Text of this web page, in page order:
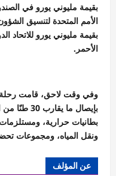
بقيمة مليوني يورو في
الأمم المتحدة لتنسيق
بقيمة مليوني يورو للاتحاد
الأحمر.
وفي وقت لاحق، قامت رحلة
بإيصال ما
بطانيات حرارية،
ونقل المياه، ومجموعات
عن المؤلف